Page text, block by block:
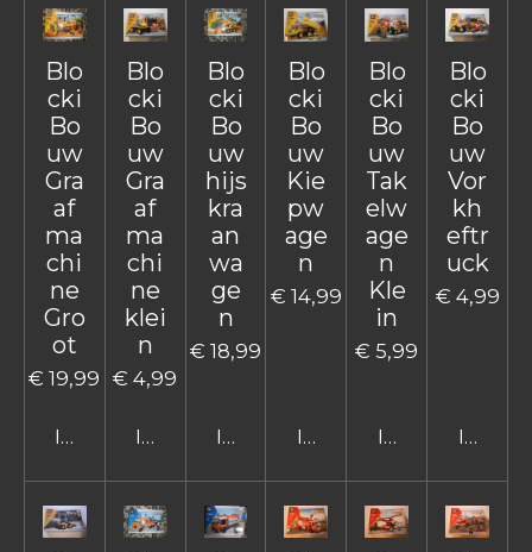
Blo
cki
Bo
uw
Gra
af
ma
chi
ne
Gro
ot
€ 19,99
In winkelwagen
Blo
cki
Bo
uw
Gra
af
ma
chi
ne
klei
n
€ 4,99
In winkelwagen
Blo
cki
Bo
uw
hijs
kra
an
wa
ge
n
€ 18,99
In winkelwagen
Blo
cki
Bo
uw
Kie
pw
age
n
€ 14,99
In winkelwagen
Blo
cki
Bo
uw
Tak
elw
age
n
Kle
in
€ 5,99
In
Blo
cki
Bo
uw
Vor
kh
eftr
uck
€ 4,99
In